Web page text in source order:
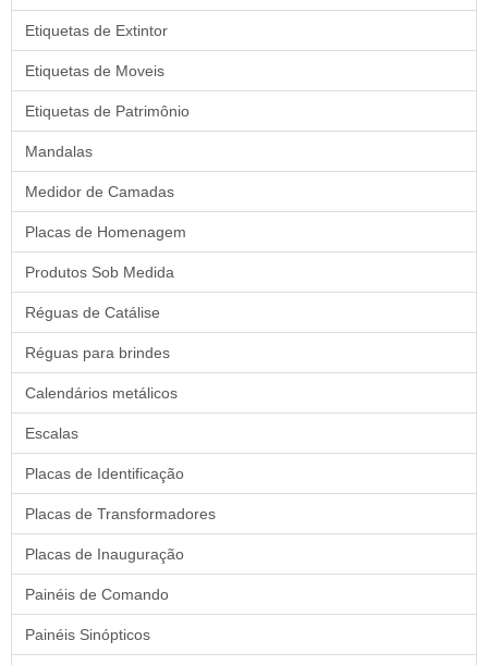
Etiquetas de Extintor
Etiquetas de Moveis
Etiquetas de Patrimônio
Mandalas
Medidor de Camadas
Placas de Homenagem
Produtos Sob Medida
Réguas de Catálise
Réguas para brindes
Calendários metálicos
Escalas
Placas de Identificação
Placas de Transformadores
Placas de Inauguração
Painéis de Comando
Painéis Sinópticos